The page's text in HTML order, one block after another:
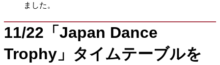
ました。
11/22「Japan Dance
Trophy」タイムテーブルを